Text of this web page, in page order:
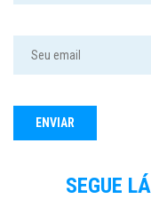
SEGUE LÁ